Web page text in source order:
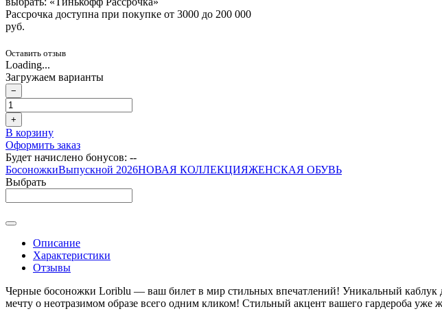
Рассрочка доступна при покупке от 3000 до 200 000
руб.
Оставить отзыв
Loading...
Загружаем варианты
−
+
В корзину
Оформить заказ
Будет начислено бонусов: --
БосоножкиВыпускной 2026НОВАЯ КОЛЛЕКЦИЯЖЕНСКАЯ ОБУВЬ
Выбрать
Описание
Характеристики
Отзывы
Черные босоножки Loriblu — ваш билет в мир стильных впечатлений! Уникальный каблук
мечту о неотразимом образе всего одним кликом! Стильный акцент вашего гардероба уже